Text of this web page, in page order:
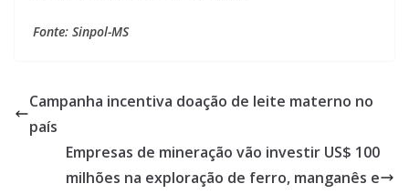
Fonte: Sinpol-MS
Campanha incentiva doação de leite materno no
país
Empresas de mineração vão investir US$ 100
milhões na exploração de ferro, manganês e